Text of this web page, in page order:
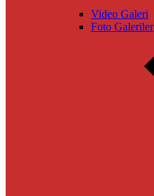
Video Galeri
Foto Galeriler